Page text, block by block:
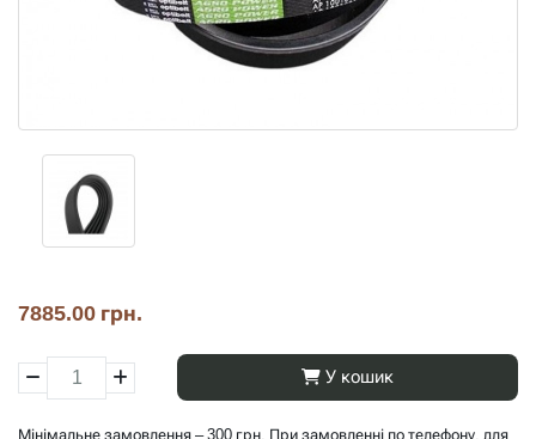
7885.00 грн.
У кошик
Мінімальне замовлення – 300 грн. При замовленні по телефону, для